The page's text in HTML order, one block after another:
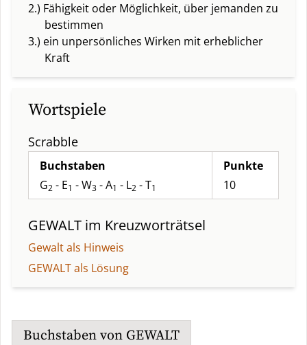
2.) Fähigkeit oder Möglichkeit, über jemanden zu
bestimmen
3.) ein unpersönliches Wirken mit erheblicher
Kraft
Wortspiele
Scrabble
Buchstaben
G2 - E1 - W3 - A1 - L2 - T1
Punkte
10
GEWALT im Kreuzworträtsel
Gewalt als Hinweis
GEWALT als Lösung
Buchstaben von GEWALT